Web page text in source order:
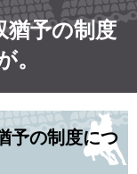
猶予の制度
。
予の制度につ